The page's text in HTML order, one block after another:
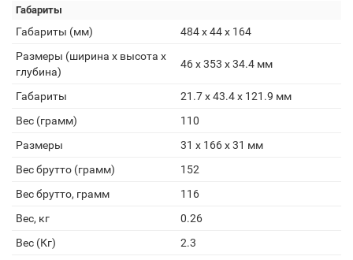
Габариты
Габариты (мм)
484 x 44 x 164
Размеры (ширина x высота x
глубина)
46 x 353 x 34.4 мм
Габариты
21.7 x 43.4 x 121.9 мм
Вес (грамм)
110
Размеры
31 x 166 x 31 мм
Вес брутто (грамм)
152
Вес брутто, грамм
116
Вес, кг
0.26
Вес (Кг)
2.3